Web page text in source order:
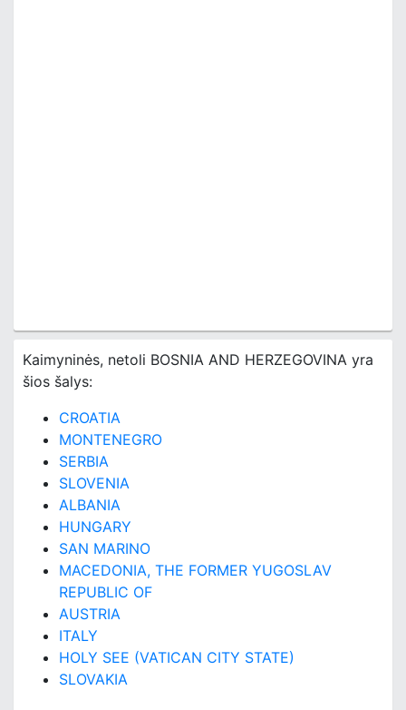
Kaimyninės, netoli BOSNIA AND HERZEGOVINA yra
šios šalys:
CROATIA
MONTENEGRO
SERBIA
SLOVENIA
ALBANIA
HUNGARY
SAN MARINO
MACEDONIA, THE FORMER YUGOSLAV
REPUBLIC OF
AUSTRIA
ITALY
HOLY SEE (VATICAN CITY STATE)
SLOVAKIA